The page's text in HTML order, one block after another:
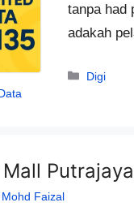
tanpa had
adakah
Digi
Mohd Faizal